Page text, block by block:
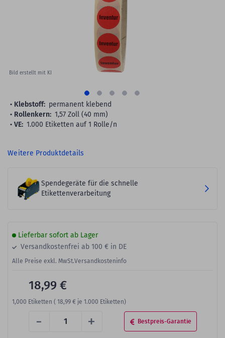
Bild erstellt mit KI
Klebstoff: permanent klebend
Rollenkern: 1,57 Zoll (40 mm)
VE: 1.000 Etiketten auf 1 Rolle/n
Weitere Produktdetails
Spendegeräte für die schnelle
Etikettenverarbeitung
Lieferbar sofort ab Lager
Versandkostenfrei ab 100 € in DE
Alle Preise exkl. MwSt.Versandkosteninfo
- + Bestpreis-Garantie
18,99 €
1,000 Etiketten ( 18,99 € je 1.000 Etiketten)